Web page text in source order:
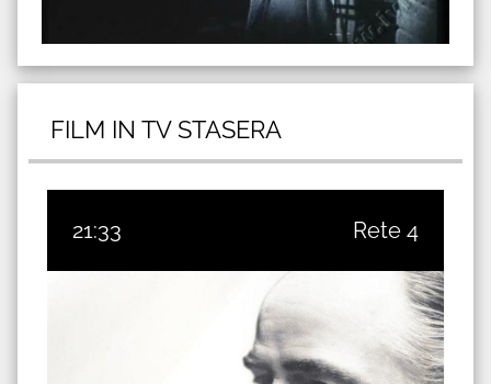
FILM IN TV STASERA
21:33 Rete 4